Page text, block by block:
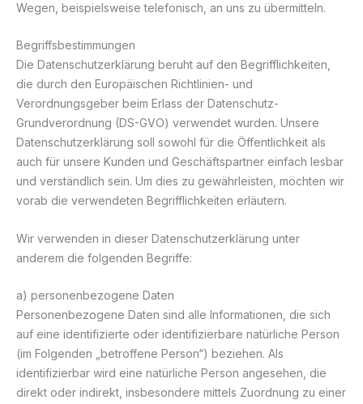
Wegen, beispielsweise telefonisch, an uns zu übermitteln.
Begriffsbestimmungen
Die Datenschutzerklärung beruht auf den Begrifflichkeiten,
die durch den Europäischen Richtlinien- und
Verordnungsgeber beim Erlass der Datenschutz-
Grundverordnung (DS-GVO) verwendet wurden. Unsere
Datenschutzerklärung soll sowohl für die Öffentlichkeit als
auch für unsere Kunden und Geschäftspartner einfach lesbar
und verständlich sein. Um dies zu gewährleisten, möchten wir
vorab die verwendeten Begrifflichkeiten erläutern.
Wir verwenden in dieser Datenschutzerklärung unter
anderem die folgenden Begriffe:
a) personenbezogene Daten
Personenbezogene Daten sind alle Informationen, die sich
auf eine identifizierte oder identifizierbare natürliche Person
(im Folgenden „betroffene Person“) beziehen. Als
identifizierbar wird eine natürliche Person angesehen, die
direkt oder indirekt, insbesondere mittels Zuordnung zu einer